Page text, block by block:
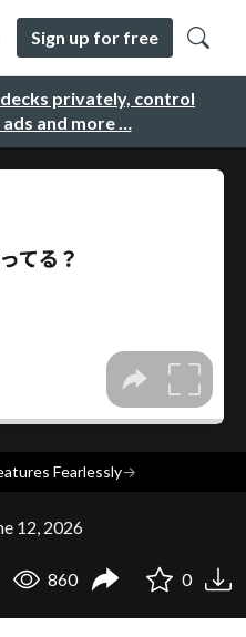
privately, control
and more …
Sign up for free
Fearlessly→
12, 2026
860 0